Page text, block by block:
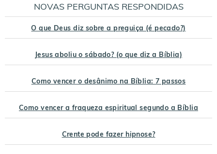
NOVAS PERGUNTAS RESPONDIDAS
O que Deus diz sobre a preguiça (é pecado?)
Jesus aboliu o sábado? (o que diz a Bíblia)
Como vencer o desânimo na Bíblia: 7 passos
Como vencer a fraqueza espiritual segundo a Bíblia
Crente pode fazer hipnose?